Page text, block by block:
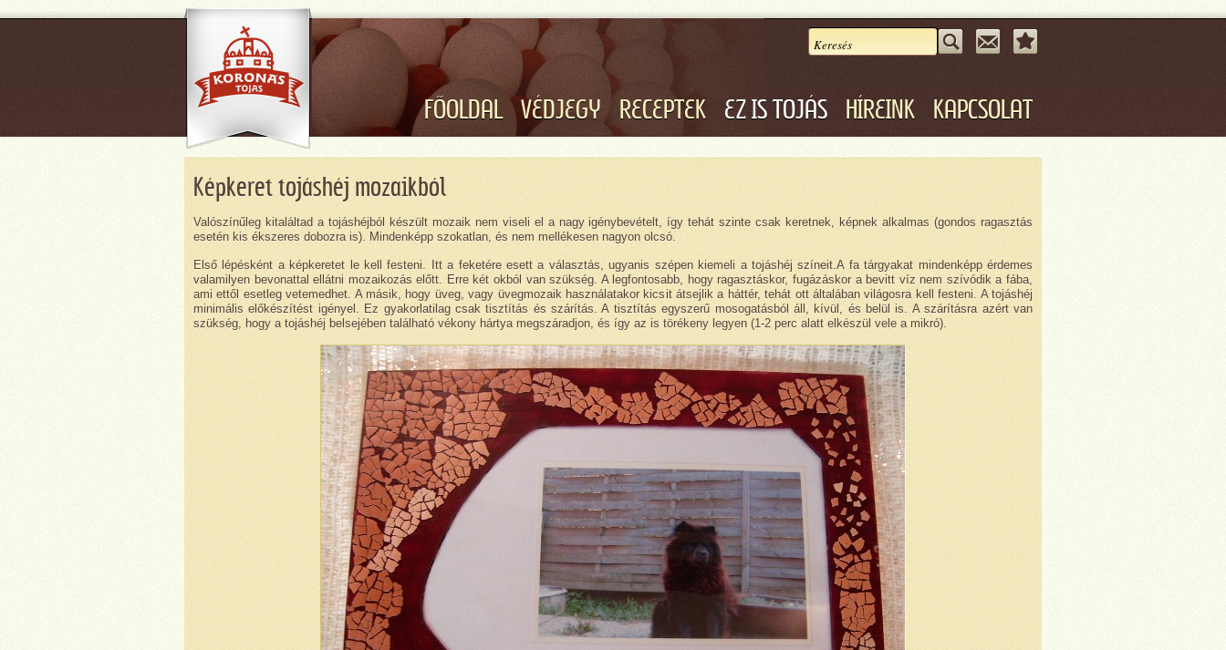
FŐOLDAL VÉDJEGY RECEPTEK EZ IS TOJÁS HÍREINK KAPCSOLAT
Képkeret tojáshéj mozaikból
Valószínűleg kitaláltad a tojáshéjból készült mozaik nem viseli el a nagy igénybevételt, így tehát szinte csak keretnek, képnek alkalmas (gondos ragasztás
esetén kis ékszeres dobozra is). Mindenképp szokatlan, és nem mellékesen nagyon olcsó.
Első lépésként a képkeretet le kell festeni. Itt a feketére esett a választás, ugyanis szépen kiemeli a tojáshéj színeit.A fa tárgyakat mindenképp érdemes
valamilyen bevonattal ellátni mozaikozás előtt. Erre két okból van szükség. A legfontosabb, hogy ragasztáskor, fugázáskor a bevitt víz nem szívódik a fába,
ami ettől esetleg vetemedhet. A másik, hogy üveg, vagy üvegmozaik használatakor kicsit átsejlik a háttér, tehát ott általában világosra kell festeni. A tojáshéj
minimális előkészítést igényel. Ez gyakorlatilag csak tisztítás és szárítás. A tisztítás egyszerű mosogatásból áll, kívül, és belül is. A szárításra azért van
szükség, hogy a tojáshéj belsejében található vékony hártya megszáradjon, és így az is törékeny legyen (1-2 perc alatt elkészül vele a mikró).